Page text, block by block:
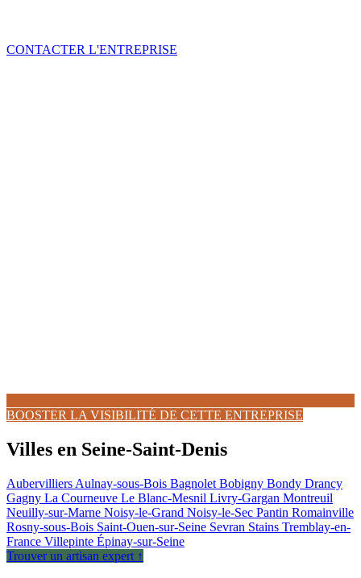
CONTACTER L'ENTREPRISE
BOOSTER LA VISIBILITÉ DE CETTE ENTREPRISE
Villes en Seine-Saint-Denis
Aubervilliers Aulnay-sous-Bois Bagnolet Bobigny Bondy Drancy
Gagny La Courneuve Le Blanc-Mesnil Livry-Gargan Montreuil
Neuilly-sur-Marne Noisy-le-Grand Noisy-le-Sec Pantin Romainville
Rosny-sous-Bois Saint-Ouen-sur-Seine Sevran Stains Tremblay-en-
France Villepinte Épinay-sur-Seine
Trouver un artisan expert ↑